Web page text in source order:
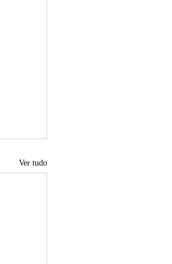
Ver tudo